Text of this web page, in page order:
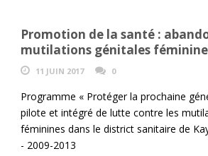
Promotion de la santé :
mutilations génitales
11 JUIN 2017 0
Programme « Protéger la prochaine
pilote et intégré de lutte contre les
féminines dans le district sanitaire de
- 2009-2013